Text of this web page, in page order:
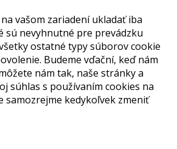
vašom zariadení ukladať iba
sú nevyhnutné pre prevádzku
ostatné typy súborov cookie
Budeme vďační, keď nám
nám tak, naše stránky a
súhlas s používaním cookies na
samozrejme kedykoľvek zmeniť